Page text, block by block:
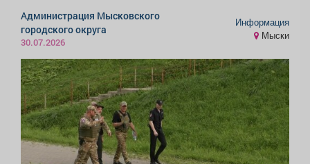
Администрация Мысковского
городского округа
30.07.2026
Информация
Мыски